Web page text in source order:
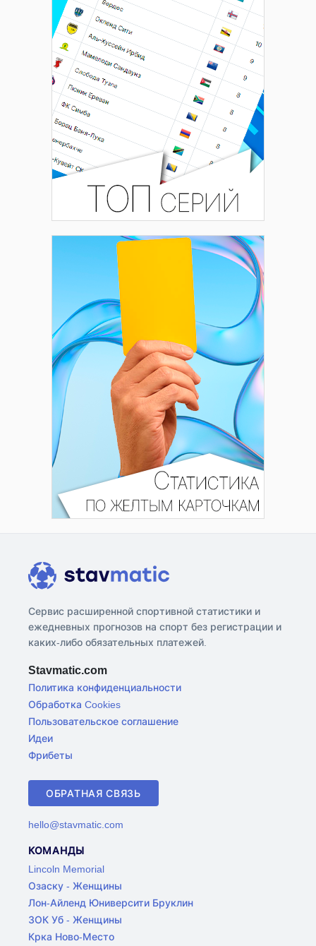
Сервис расширенной спортивной статистики и
ежедневных прогнозов на спорт без регистрации и
каких-либо обязательных платежей.
Stavmatic.com
Политика конфиденциальности
Обработка Cookies
Пользовательское соглашение
Идеи
Фрибеты
ОБРАТНАЯ СВЯЗЬ
hello@stavmatic.com
КОМАНДЫ
Lincoln Memorial
Озаску - Женщины
Лон-Айленд Юниверсити Бруклин
ЗОК Уб - Женщины
Крка Ново-Место